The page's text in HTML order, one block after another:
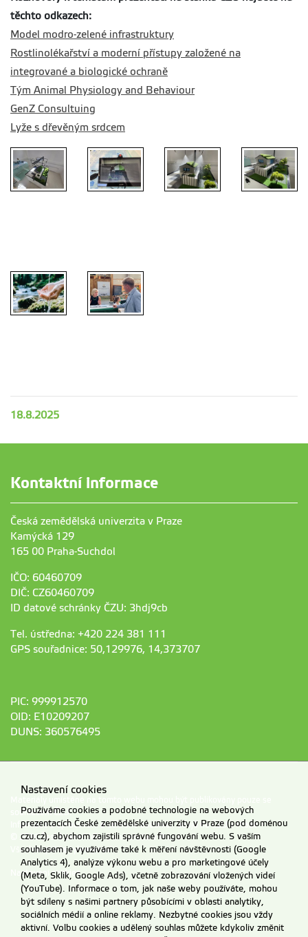
těchto odkazech:
Model modro-zelené infrastruktury
Rostlinolékařství a moderní přístupy založené na
integrované a biologické ochraně
Tým Animal Physiology and Behaviour
GenZ Consultuing
Lyže s dřevěným srdcem
18.8.2025
Kontaktní informace
Česká zemědělská univerzita v Praze
Kamýcká 129
165 00 Praha-Suchdol
IČO: 60460709
DIČ: CZ60460709
ID datové schránky ČZU: 3hdj9cb
Tel. ústředna: +420 224 381 111
GPS souřadnice: 50,129976, 14,373707
PIC: 999912570
OID: E10209207
DUNS: 360576495
souhlasem ČZU.
Informace o zpracování a ochraně osobních údajů na ČZU v Praze.
© 2026 Česká zemědělská univerzita v Praze
Všechna práva vyhrazena
Nastavení cookies
Nastavení cookies
Používáme cookies a podobné technologie na webových
prezentacích České zemědělské univerzity v Praze (pod doménou
czu.cz), abychom zajistili správné fungování webu. S vaším
souhlasem je využíváme také k měření návštěvnosti (Google
Analytics 4), analýze výkonu webu a pro marketingové účely
(Meta, Sklik, Google Ads), včetně zobrazování vložených videí
(YouTube). Informace o tom, jak naše weby používáte, mohou
být sdíleny s našimi partnery působícími v oblasti analytiky,
sociálních médií a online reklamy. Nezbytné cookies jsou vždy
aktivní. Volbu cookies a udělený souhlas můžete kdykoliv změnit